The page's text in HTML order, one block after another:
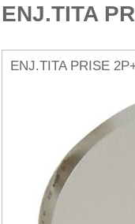
ENJ.TITA
ENJ.TITA PRISE